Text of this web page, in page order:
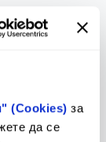
(Cookies) за
да се